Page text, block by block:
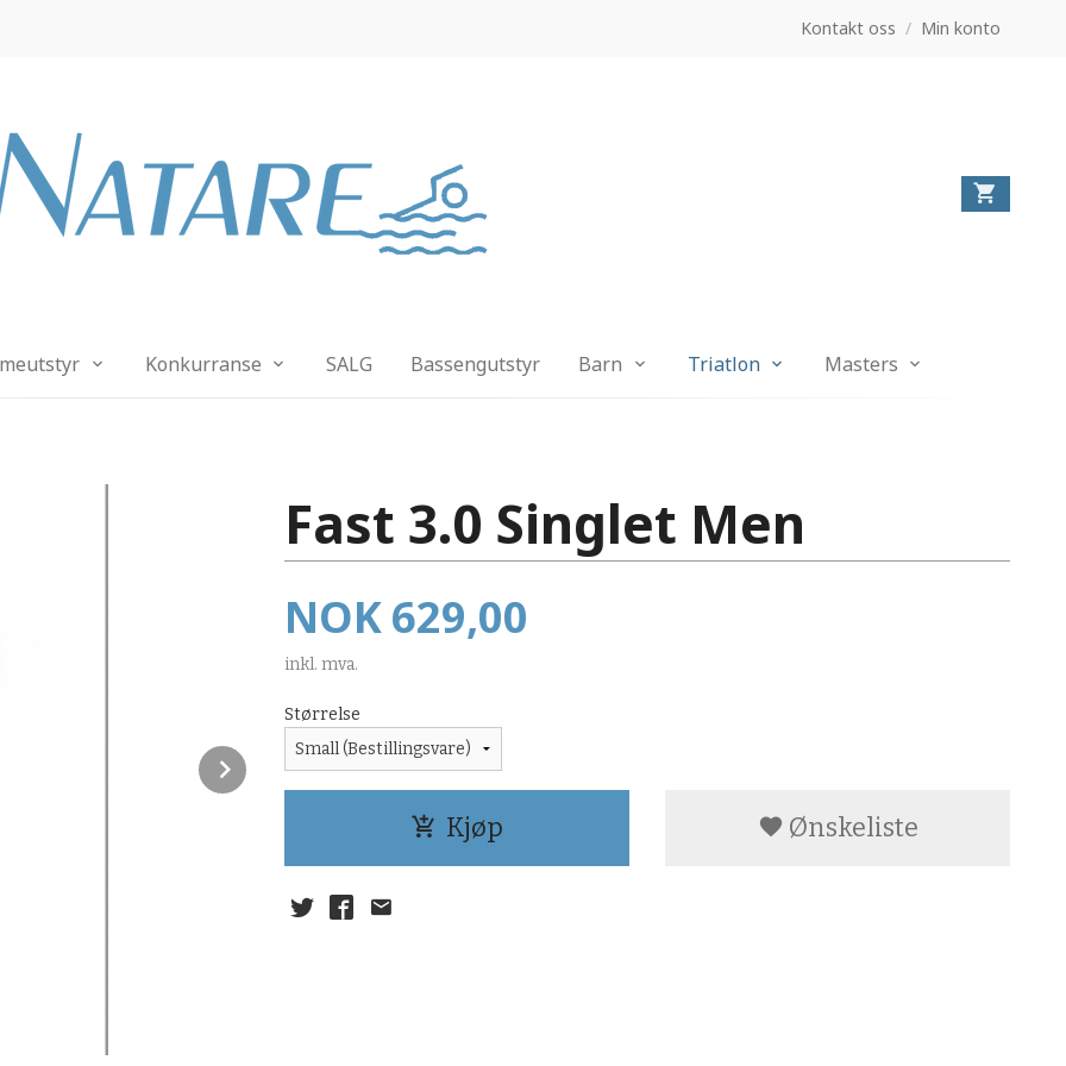
Kontakt oss / Min konto
Konkurranse SALG Bassengutstyr Barn Triatlon Masters
Next
Fast 3.0 Singlet Men
Pris
NOK629,00
inkl. mva.
Størrelse
Kjøp Ønskeliste